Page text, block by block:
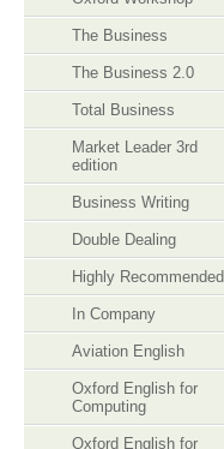
The Business
The Business 2.0
Total Business
Market Leader 3rd
edition
Business Writing
Double Dealing
Highly Recommended
In Company
Aviation English
Oxford English for
Computing
Oxford English for